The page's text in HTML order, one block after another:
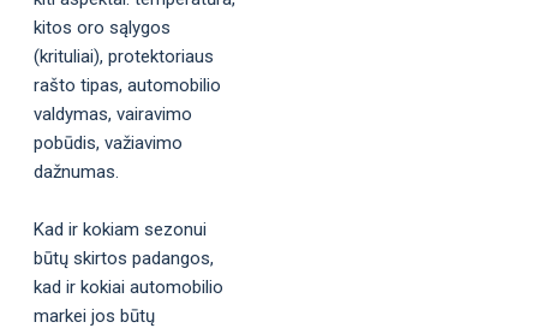
kitos oro sąlygos
(krituliai), protektoriaus
rašto tipas, automobilio
valdymas, vairavimo
pobūdis, važiavimo
dažnumas.
Kad ir kokiam sezonui
būtų skirtos padangos,
kad ir kokiai automobilio
markei jos būtų